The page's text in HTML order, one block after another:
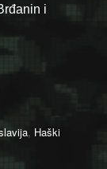
i
, Haški